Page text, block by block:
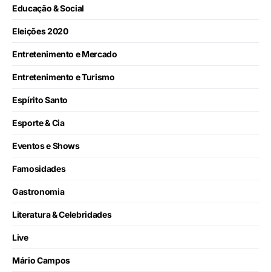
Educação & Social
Eleições 2020
Entretenimento e Mercado
Entretenimento e Turismo
Espírito Santo
Esporte & Cia
Eventos e Shows
Famosidades
Gastronomia
Literatura & Celebridades
Live
Mário Campos